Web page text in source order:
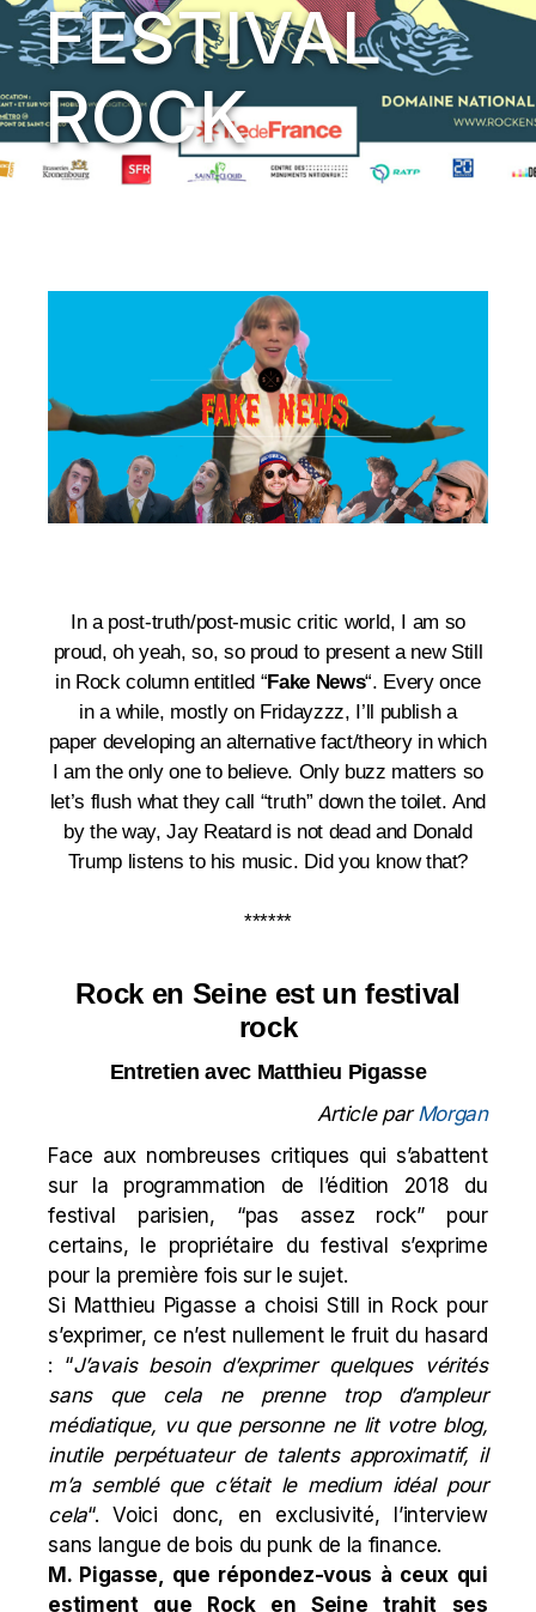
FESTIVAL
ROCK
In a post-truth/post-music critic world, I am so
proud, oh yeah, so, so proud to present a new Still
in Rock column entitled “Fake News“. Every once
in a while, mostly on Fridayzzz, I’ll publish a
paper developing an alternative fact/theory in which
I am the only one to believe. Only buzz matters so
let’s flush what they call “truth” down the toilet. And
by the way, Jay Reatard is not dead and Donald
Trump listens to his music. Did you know that?
******
Rock en Seine est un festival
rock
Entretien avec Matthieu Pigasse
Article parMorgan
Face aux nombreuses critiques qui s’abattent
sur la programmation de l’édition 2018 du
festival parisien, “pas assez rock” pour
certains, le propriétaire du festival s’exprime
pour la première fois sur le sujet.
Si Matthieu Pigasse a choisi Still in Rock pour
s’exprimer, ce n’est nullement le fruit du hasard
: “J’avais besoin d’exprimer quelques vérités
sans que cela ne prenne trop d’ampleur
médiatique, vu que personne ne lit votre blog,
inutile perpétuateur de talents approximatif, il
m’a semblé que c’était le medium idéal pour
cela“. Voici donc, en exclusivité, l’interview
sans langue de bois du punk de la finance.
M. Pigasse, que répondez-vous à ceux qui
estiment que Rock en Seine trahit ses